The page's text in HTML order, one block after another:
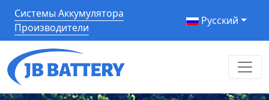
Системы Аккумулятора
Производители
Pусский